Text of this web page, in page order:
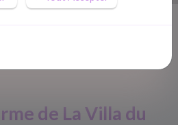
de La Villa du